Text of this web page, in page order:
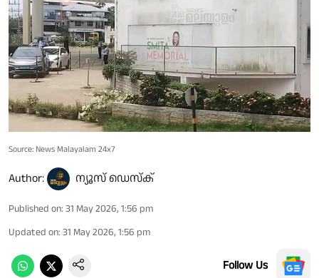
Source: News Malayalam 24x7
Author: ന്യൂസ് ഡെസ്ക്
Published on: 31 May 2026, 1:56 pm
Updated on: 31 May 2026, 1:56 pm
Follow Us